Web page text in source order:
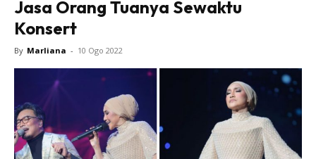
Jasa Orang Tuanya Sewaktu
Konsert
By Marliana - 10 Ogo 2022